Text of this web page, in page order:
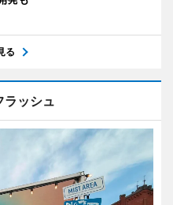
る
ラッシュ